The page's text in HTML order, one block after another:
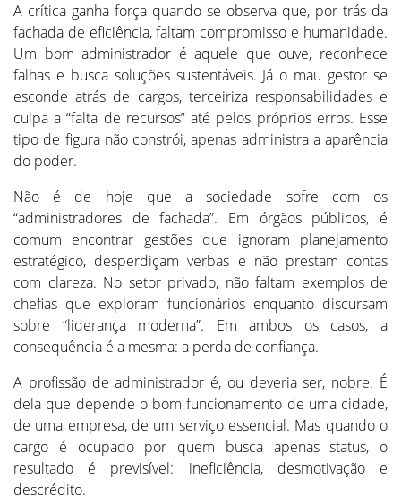
A crítica ganha força quando se observa que, por trás da
fachada de eficiência, faltam compromisso e humanidade.
Um bom administrador é aquele que ouve, reconhece
falhas e busca soluções sustentáveis. Já o mau gestor se
esconde atrás de cargos, terceiriza responsabilidades e
culpa a “falta de recursos” até pelos próprios erros. Esse
tipo de figura não constrói, apenas administra a aparência
do poder.
Não é de hoje que a sociedade sofre com os
“administradores de fachada”. Em órgãos públicos, é
comum encontrar gestões que ignoram planejamento
estratégico, desperdiçam verbas e não prestam contas
com clareza. No setor privado, não faltam exemplos de
chefias que exploram funcionários enquanto discursam
sobre “liderança moderna”. Em ambos os casos, a
consequência é a mesma: a perda de confiança.
A profissão de administrador é, ou deveria ser, nobre. É
dela que depende o bom funcionamento de uma cidade,
de uma empresa, de um serviço essencial. Mas quando o
cargo é ocupado por quem busca apenas status, o
resultado é previsível: ineficiência, desmotivação e
descrédito.